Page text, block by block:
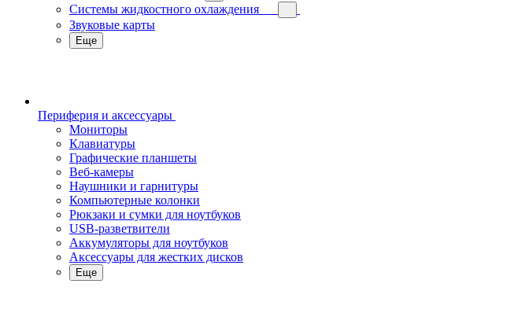
Системы жидкостного охлаждения
Звуковые карты
Еще
Периферия и аксессуары
Мониторы
Клавиатуры
Графические планшеты
Веб-камеры
Наушники и гарнитуры
Компьютерные колонки
Рюкзаки и сумки для ноутбуков
USB-разветвители
Аккумуляторы для ноутбуков
Аксессуары для жестких дисков
Еще